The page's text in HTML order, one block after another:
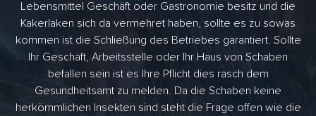
Lebensmittel Geschäft oder Gastronomie besitz und die
Kakerlaken sich da vermehret haben, sollte es zu sowas
kommen ist die Schließung des Betriebes garantiert. Sollte
Ihr Geschäft, Arbeitsstelle oder Ihr Haus von Schaben
befallen sein ist es Ihre Pflicht dies rasch dem
Gesundheitsamt zu melden. Da die Schaben keine
herkömmlichen Insekten sind steht die Frage offen wie die